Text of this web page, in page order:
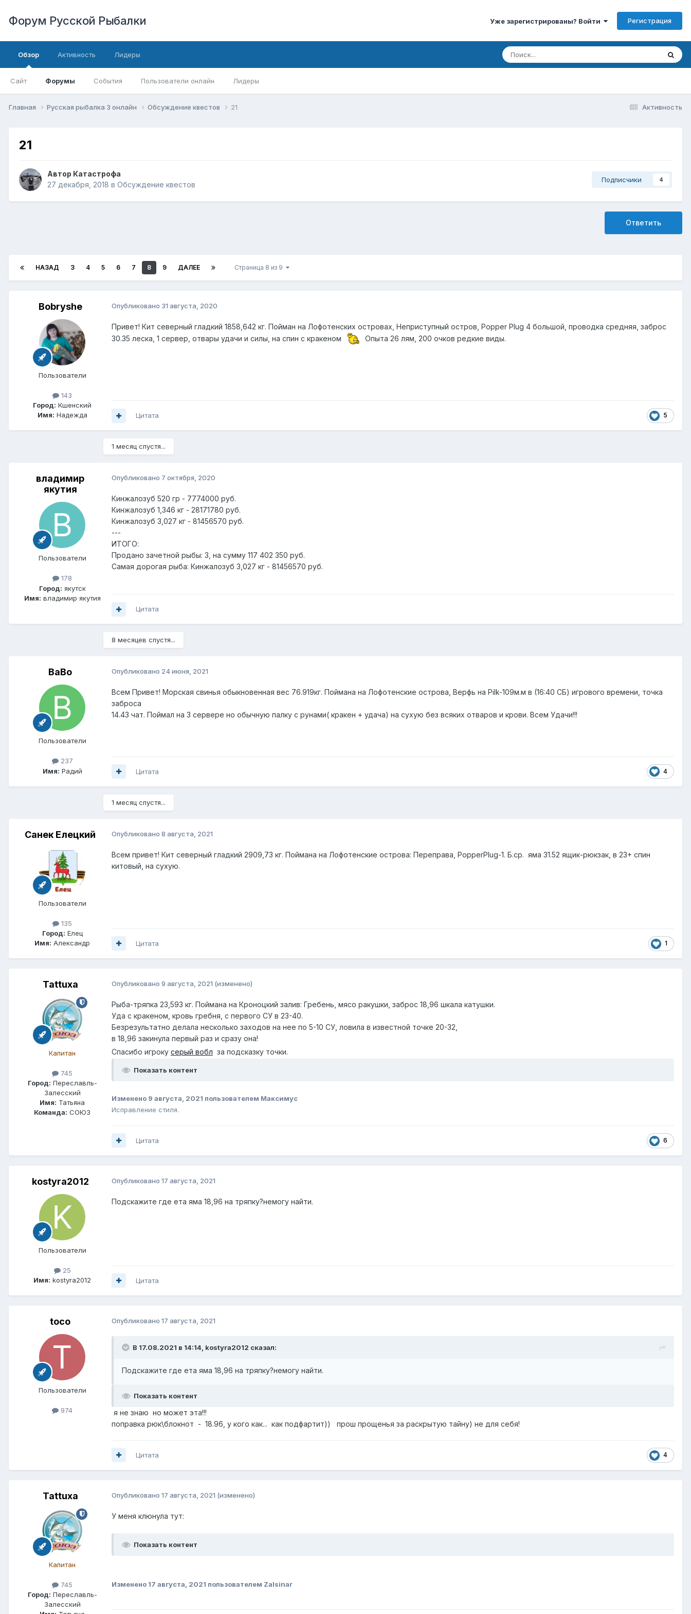
Форум Русской Рыбалки Уже зарегистрированы? Войти Регистрация
Обзор
Сайт Форумы События Пользователи онлайн Лидеры
Активность Лидеры
Активность
Главная Русская рыбалка 3 онлайн Обсуждение квестов 21
21
Автор Катастрофа
27 декабря, 2018 в Обсуждение квестов
Подписчики 4
Ответить
НАЗАД 3 4 5 6 7 8 9 ДАЛЕЕ Страница 8 из 9
Bobryshe
Пользователи
143
Город: Кшенский
Имя: Надежда
Опубликовано 31 августа, 2020
Привет! Кит северный гладкий 1858,642 кг. Пойман на Лофотенских островах, Неприступный остров, Popper Plug 4 большой, проводка средняя, заброс
30.35 леска, 1 сервер, отвары удачи и силы, на спин с кракеном
Опыта 26 лям, 200 очков редкие виды.
5
Цитата
1 месяц спустя...
владимир
якутия
Пользователи
178
Город: якутск
Имя: владимир якутия
Опубликовано 7 октября, 2020
Кинжалозуб 520 гр - 7774000 руб.
Кинжалозуб 1,346 кг - 28171780 руб.
Кинжалозуб 3,027 кг - 81456570 руб.
---
ИТОГО:
Продано зачетной рыбы: 3, на сумму 117 402 350 руб.
Самая дорогая рыба: Кинжалозуб 3,027 кг - 81456570 руб.
Цитата
8 месяцев спустя...
BaBo
Пользователи
237
Имя: Радий
Опубликовано 24 июня, 2021
Всем Привет! Морская свинья обыкновенная вес 76.919кг. Поймана на Лофотенские острова, Верфь на Pilk-109м.м в (16:40 СБ) игрового времени, точка
заброса
14.43 чат. Поймал на 3 сервере но обычную палку с рунами( кракен + удача) на сухую без всяких отваров и крови. Всем Удачи!!!
4
Цитата
1 месяц спустя...
Санек Елецкий
Пользователи
135
Город: Елец
Имя: Александр
Опубликовано 8 августа, 2021
Всем привет! Кит северный гладкий 2909,73 кг. Поймана на Лофотенские острова: Переправа, PopperPlug-1. Б.ср. яма 31.52 ящик-рюкзак, в 23+ спин
китовый, на сухую.
1
Цитата
Tattuxa
Капитан
745
Город: Переславль-
Залесский
Имя: Татьяна
Команда: СОЮЗ
Опубликовано 9 августа, 2021 (изменено)
Рыба-тряпка 23,593 кг. Поймана на Кроноцкий залив: Гребень, мясо ракушки, заброс 18,96 шкала катушки.
Уда с кракеном, кровь гребня, с первого СУ в 23-40.
Безрезультатно делала несколько заходов на нее по 5-10 СУ, ловила в известной точке 20-32,
в 18,96 закинула первый раз и сразу она!
Спасибо игроку серый вобл за подсказку точки.
Показать контент
Изменено 9 августа, 2021 пользователем Максимус
Исправление стиля.
6
Цитата
kostyra2012
Пользователи
25
Имя: kostyra2012
Опубликовано 17 августа, 2021
Подскажите где ета яма 18,96 на тряпку?немогу найти.
Цитата
toco
Пользователи
974
Опубликовано 17 августа, 2021
В 17.08.2021 в 14:14, kostyra2012 сказал:
Подскажите где ета яма 18,96 на тряпку?немогу найти.
Показать контент
я не знаю но может эта!!!
поправка рюк\блокнот - 18.96, у кого как... как подфартит)) прош прощенья за раскрытую тайну) не для себя!
4
Цитата
Tattuxa
Капитан
745
Город: Переславль-
Залесский
Опубликовано 17 августа, 2021 (изменено)
У меня клюнула тут:
Показать контент
Изменено 17 августа, 2021 пользователем Zalsinar